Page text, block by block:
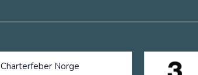
Charterfeber Norge